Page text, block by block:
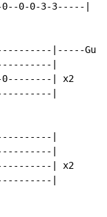
0-0-3-3-----|
|-----
|
| x2
|
|
|
| x2
|